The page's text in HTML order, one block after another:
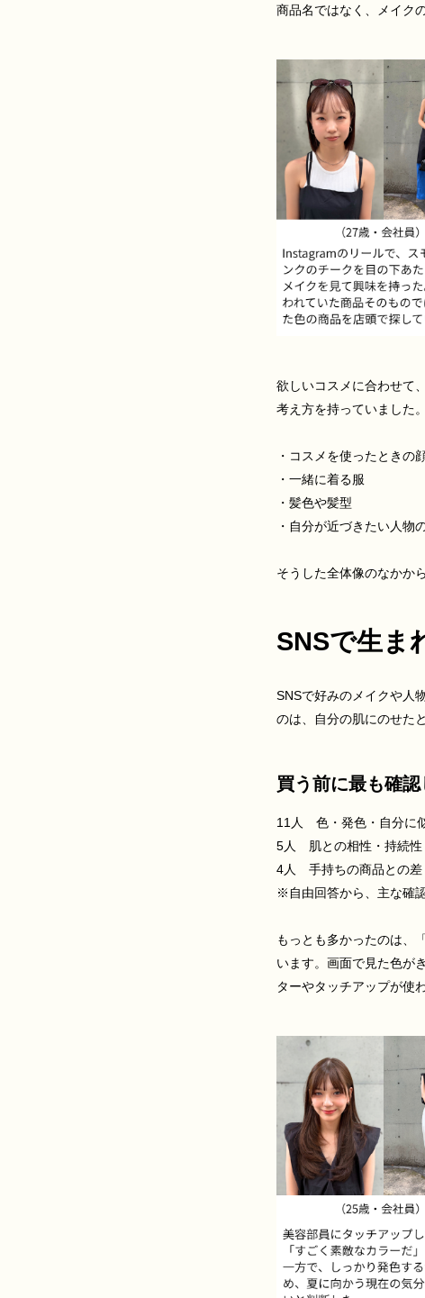
商品名ではなく、メイク
欲しいコスメに合わせて
考え方を持っていました
・コスメを使ったときの
・一緒に着る服
・髪色や髪型
・自分が近づきたい人物
そうした全体像のなかか
SNSで生ま
SNSで好みのメイクや人
のは、自分の肌にのせた
買う前に最も確
11人 色・発色・自分に
5人 肌との相性・持続性
4人 手持ちの商品との差
※自由回答から、主な確
もっとも多かったのは、
います。画面で見た色が
ターやタッチアップが使